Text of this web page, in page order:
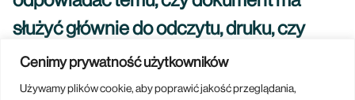
Cenimy prywatność użytkowników
Używamy plików cookie, aby poprawić jakość przeglądania,
służyć głównie do odczytu, druku, czy
długoterminowej archiwizacji.
typowych dokumentów biurowych